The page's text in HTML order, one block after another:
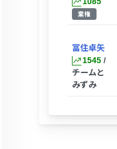
棄権
冨住卓矢
1545 /
チームと
みずみ